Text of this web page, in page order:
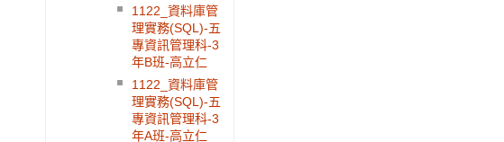
1122_資料庫管
理實務(SQL)-五
專資訊管理科-3
年B班-高立仁
1122_資料庫管
理實務(SQL)-五
專資訊管理科-3
年A班-高立仁